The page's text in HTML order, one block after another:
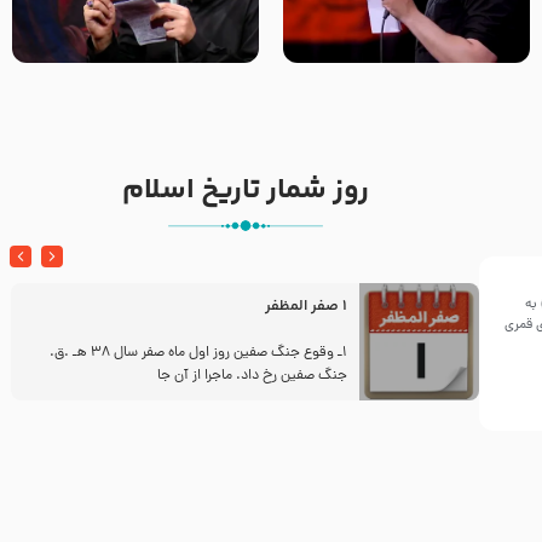
تک ، عبّاس، صاحب دل‌هاست –
حاج حنیف طاهری – عزاداری شب
من غلام نوکراتم من عاشق
کربلاتم – شور زمینه – شب هفتم
سال ۱۴۴۲هجری قمری
روز شمار تاریخ اسلام
1 صفر المظفر
1ـ وقوع جنگ صفین روز اول ماه صفر سال 38 هـ .ق.
جنگ صفین رخ داد. ماجرا از آن جا